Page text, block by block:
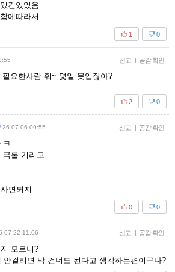
긴있었음
에따라서
0
1
신고 | 공감 확인
요한사람 줘~ 몇일 못입잖아?
0
2
26-07-06 09:55 신고 | 공감 확인
ㅋ
국룰 거리고
면되지
0
0
07-22 11:06 신고 | 공감 확인
모르니?
안걸리면 막 건너도 된다고 생각하는편이구나?